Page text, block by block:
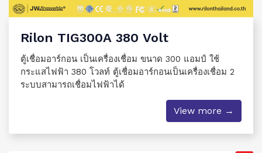
Rilon TIG300A 380 Volt
ตู้เชื่อมอาร์กอน เป็นเครื่องเชื่อม ขนาด 300 แอมป์ ใช้
กระแสไฟฟ้า 380 โวลท์ ตู้เชื่อมอาร์กอนเป็นเครื่องเชื่อม 2
ระบบสามารถเชื่อมไฟฟ้าได้
View more →